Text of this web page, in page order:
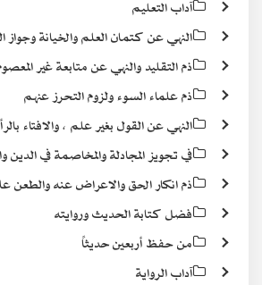
آداب التعليم
النهي عن كتمان العلم والخيانة
ذم التقليد والنهي عن متابعة غير
ذم علماء السوء ولزوم التحرز عنهم
النهي عن القول بغير علم ، والافتاء
في تجويز المجادلة والمخاصمة في الدين
ذم انكار الحق والاعراض عنه والطعن
فضل كتابة الحديث وروايته
من حفظ أربعين حديثاً
آداب الرواية